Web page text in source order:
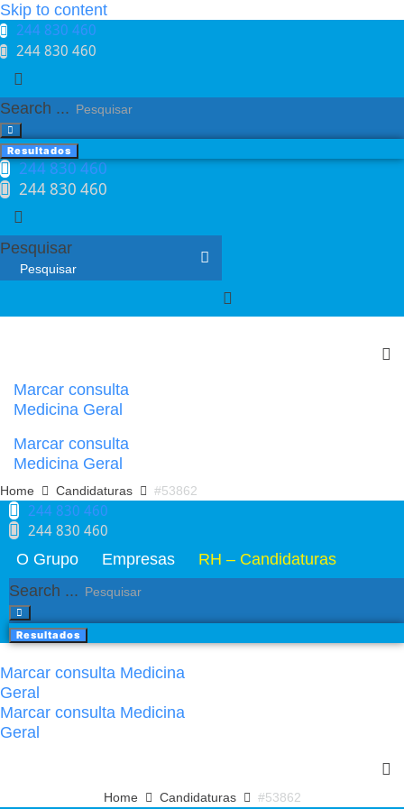
Skip to content
244 830 460​
244 830 460​
Search ...
Resultados
244 830 460​
244 830 460​
Pesquisar
Marcar consulta
Medicina Geral
Marcar consulta
Medicina Geral
Home Candidaturas #53862
244 830 460​
244 830 460​
O Grupo Empresas
RH – Candidaturas
Search ...
Resultados
Marcar consulta Medicina
Geral
Marcar consulta Medicina
Geral
Home Candidaturas #53862